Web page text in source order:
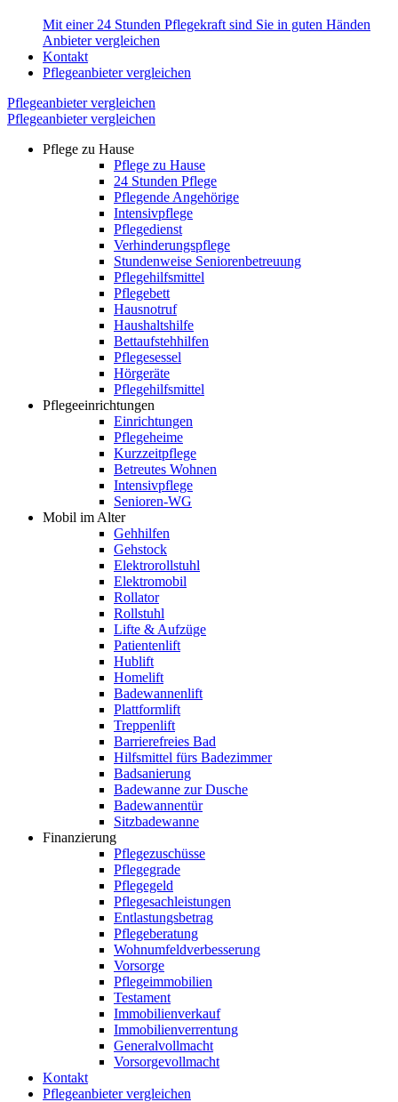
Mit einer 24 Stunden Pflegekraft sind Sie in guten Händen
Anbieter vergleichen
Kontakt
Pflegeanbieter vergleichen
Pflegeanbieter vergleichen
Pflegeanbieter vergleichen
Pflege zu Hause
Pflege zu Hause
24 Stunden Pflege
Pflegende Angehörige
Intensivpflege
Pflegedienst
Verhinderungspflege
Stundenweise Seniorenbetreuung
Pflegehilfsmittel
Pflegebett
Hausnotruf
Haushaltshilfe
Bettaufstehhilfen
Pflegesessel
Hörgeräte
Pflegehilfsmittel
Pflegeeinrichtungen
Einrichtungen
Pflegeheime
Kurzzeitpflege
Betreutes Wohnen
Intensivpflege
Senioren-WG
Mobil im Alter
Gehhilfen
Gehstock
Elektrorollstuhl
Elektromobil
Rollator
Rollstuhl
Lifte & Aufzüge
Patientenlift
Hublift
Homelift
Badewannenlift
Plattformlift
Treppenlift
Barrierefreies Bad
Hilfsmittel fürs Badezimmer
Badsanierung
Badewanne zur Dusche
Badewannentür
Sitzbadewanne
Finanzierung
Pflegezuschüsse
Pflegegrade
Pflegegeld
Pflegesachleistungen
Entlastungsbetrag
Pflegeberatung
Wohnumfeldverbesserung
Vorsorge
Pflegeimmobilien
Testament
Immobilienverkauf
Immobilienverrentung
Generalvollmacht
Vorsorgevollmacht
Kontakt
Pflegeanbieter vergleichen